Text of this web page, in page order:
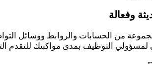
وفعالة
من الحسابات والروابط ووسائل
التوظيف بمدى مواكبتك للتقدم